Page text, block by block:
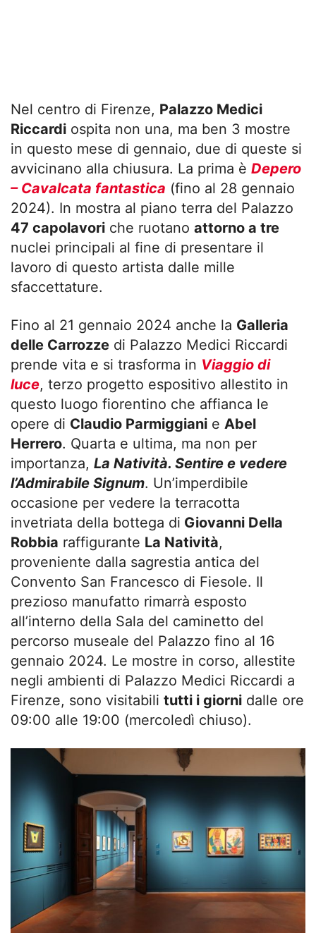
Nel centro di Firenze, Palazzo Medici
Riccardi ospita non una, ma ben 3 mostre
in questo mese di gennaio, due di queste si
avvicinano alla chiusura. La prima è Depero
– Cavalcata fantastica (fino al 28 gennaio
2024). In mostra al piano terra del Palazzo
47 capolavori che ruotano attorno a tre
nuclei principali al fine di presentare il
lavoro di questo artista dalle mille
sfaccettature.
Fino al 21 gennaio 2024 anche la Galleria
delle Carrozze di Palazzo Medici Riccardi
prende vita e si trasforma in Viaggio di
luce, terzo progetto espositivo allestito in
questo luogo fiorentino che affianca le
opere di Claudio Parmiggiani e Abel
Herrero. Quarta e ultima, ma non per
importanza, La Natività. Sentire e vedere
l’Admirabile Signum. Un’imperdibile
occasione per vedere la terracotta
invetriata della bottega di Giovanni Della
Robbia raffigurante La Natività,
proveniente dalla sagrestia antica del
Convento San Francesco di Fiesole. Il
prezioso manufatto rimarrà esposto
all’interno della Sala del caminetto del
percorso museale del Palazzo fino al 16
gennaio 2024. Le mostre in corso, allestite
negli ambienti di Palazzo Medici Riccardi a
Firenze, sono visitabili tutti i giorni dalle ore
09:00 alle 19:00 (mercoledì chiuso).